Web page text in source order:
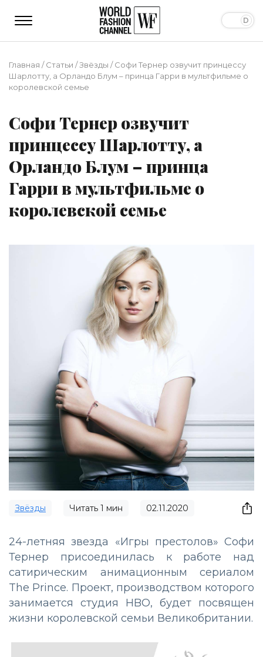
Главная /Статьи /Звёзды /Софи Тернер озвучит принцессу
Шарлотту, а Орландо Блум – принца Гарри в мультфильме о
королевской семье
Софи Тернер озвучит
принцессу Шарлотту, а
Орландо Блум – принца
Гарри в мультфильме о
королевской семье
Звёзды Читать 1 мин 02.11.2020
24-летняя звезда «Игры престолов» Софи
Тернер присоединилась к работе над
сатирическим анимационным сериалом
The Prince. Проект, производством которого
занимается студия HBO, будет посвящен
жизни королевской семьи Великобритании.